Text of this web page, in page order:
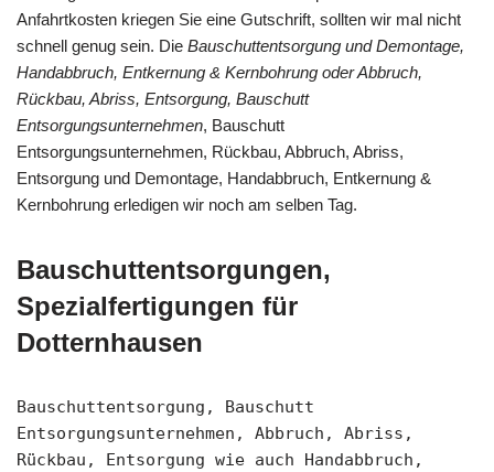
Anfahrtkosten kriegen Sie eine Gutschrift, sollten wir mal nicht
schnell genug sein. Die Bauschuttentsorgung und Demontage,
Handabbruch, Entkernung & Kernbohrung oder Abbruch,
Rückbau, Abriss, Entsorgung, Bauschutt
Entsorgungsunternehmen, Bauschutt
Entsorgungsunternehmen, Rückbau, Abbruch, Abriss,
Entsorgung und Demontage, Handabbruch, Entkernung &
Kernbohrung erledigen wir noch am selben Tag.
Bauschuttentsorgungen,
Spezialfertigungen für
Dotternhausen
Bauschuttentsorgung, Bauschutt
Entsorgungsunternehmen, Abbruch, Abriss,
Rückbau, Entsorgung wie auch Handabbruch,